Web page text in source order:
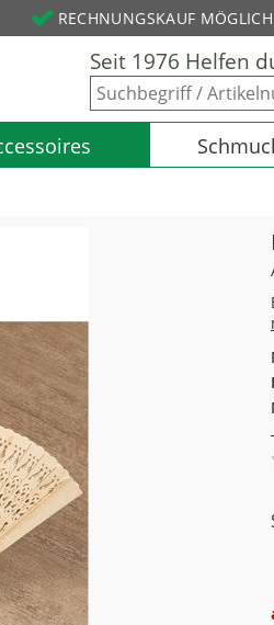
RECHNUNGSKAUF MÖGLICH
Seit 1976 Helfen